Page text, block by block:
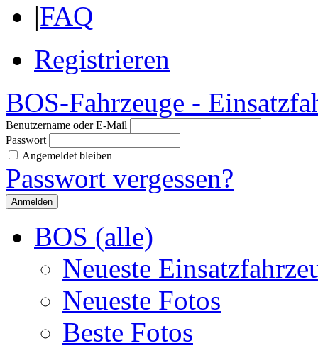
|FAQ
Registrieren
BOS-Fahrzeuge -
Benutzername oder E-Mail
Passwort
Angemeldet bleiben
Passwort vergessen?
BOS (alle)
Neueste
Neueste Fotos
Beste Fotos